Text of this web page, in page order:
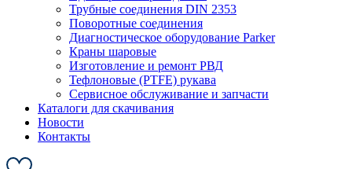
Трубные соединения DIN 2353
Поворотные соединения
Диагностическое оборудование Parker
Краны шаровые
Изготовление и ремонт РВД
Тефлоновые (PTFE) рукава
Сервисное обслуживание и запчасти
Каталоги для скачивания
Новости
Контакты